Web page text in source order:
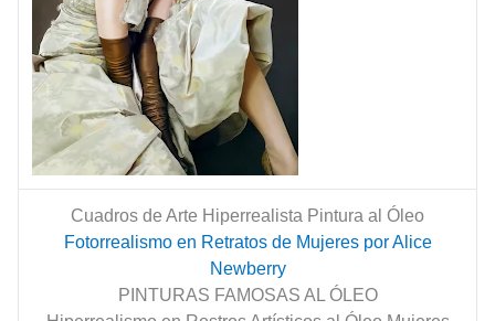
Cuadros de Arte Hiperrealista Pintura al Óleo
Fotorrealismo en Retratos de Mujeres por Alice
Newberry
PINTURAS FAMOSAS AL ÓLEO